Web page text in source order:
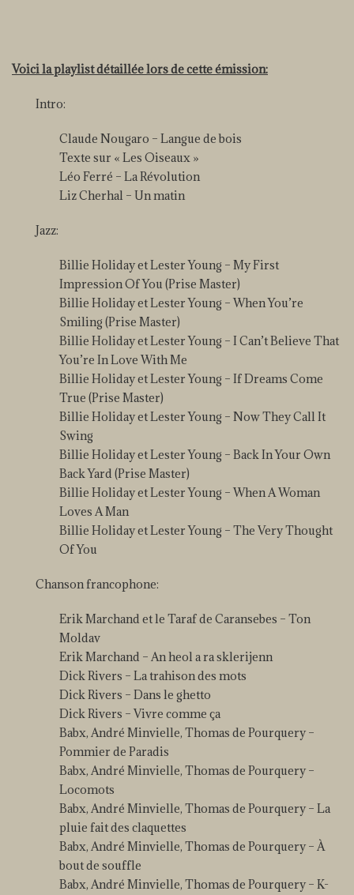
Voici la playlist détaillée lors de cette émission:
Intro:
Claude Nougaro – Langue de bois
Texte sur « Les Oiseaux »
Léo Ferré – La Révolution
Liz Cherhal – Un matin
Jazz:
Billie Holiday et Lester Young – My First
Impression Of You (Prise Master)
Billie Holiday et Lester Young – When You’re
Smiling (Prise Master)
Billie Holiday et Lester Young – I Can’t Believe That
You’re In Love With Me
Billie Holiday et Lester Young – If Dreams Come
True (Prise Master)
Billie Holiday et Lester Young – Now They Call It
Swing
Billie Holiday et Lester Young – Back In Your Own
Back Yard (Prise Master)
Billie Holiday et Lester Young – When A Woman
Loves A Man
Billie Holiday et Lester Young – The Very Thought
Of You
Chanson francophone:
Erik Marchand et le Taraf de Caransebes – Ton
Moldav
Erik Marchand – An heol a ra sklerijenn
Dick Rivers – La trahison des mots
Dick Rivers – Dans le ghetto
Dick Rivers – Vivre comme ça
Babx, André Minvielle, Thomas de Pourquery –
Pommier de Paradis
Babx, André Minvielle, Thomas de Pourquery –
Locomots
Babx, André Minvielle, Thomas de Pourquery – La
pluie fait des claquettes
Babx, André Minvielle, Thomas de Pourquery – À
bout de souffle
Babx, André Minvielle, Thomas de Pourquery – K-